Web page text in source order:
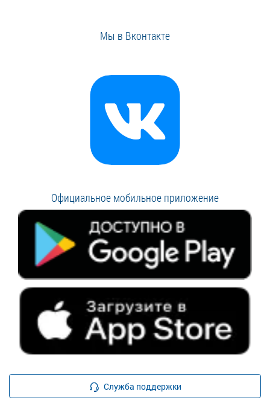
Мы в Вконтакте
Официальное мобильное приложение
Служба поддержки